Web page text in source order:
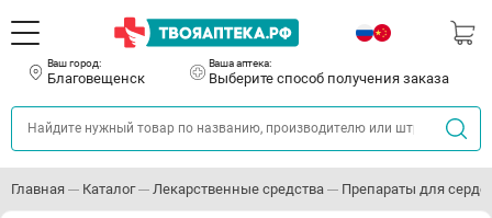
Ваш город:
Благовещенск
Ваша аптека:
Выберите способ получения заказа
Главная Каталог Лекарственные средства Препараты для